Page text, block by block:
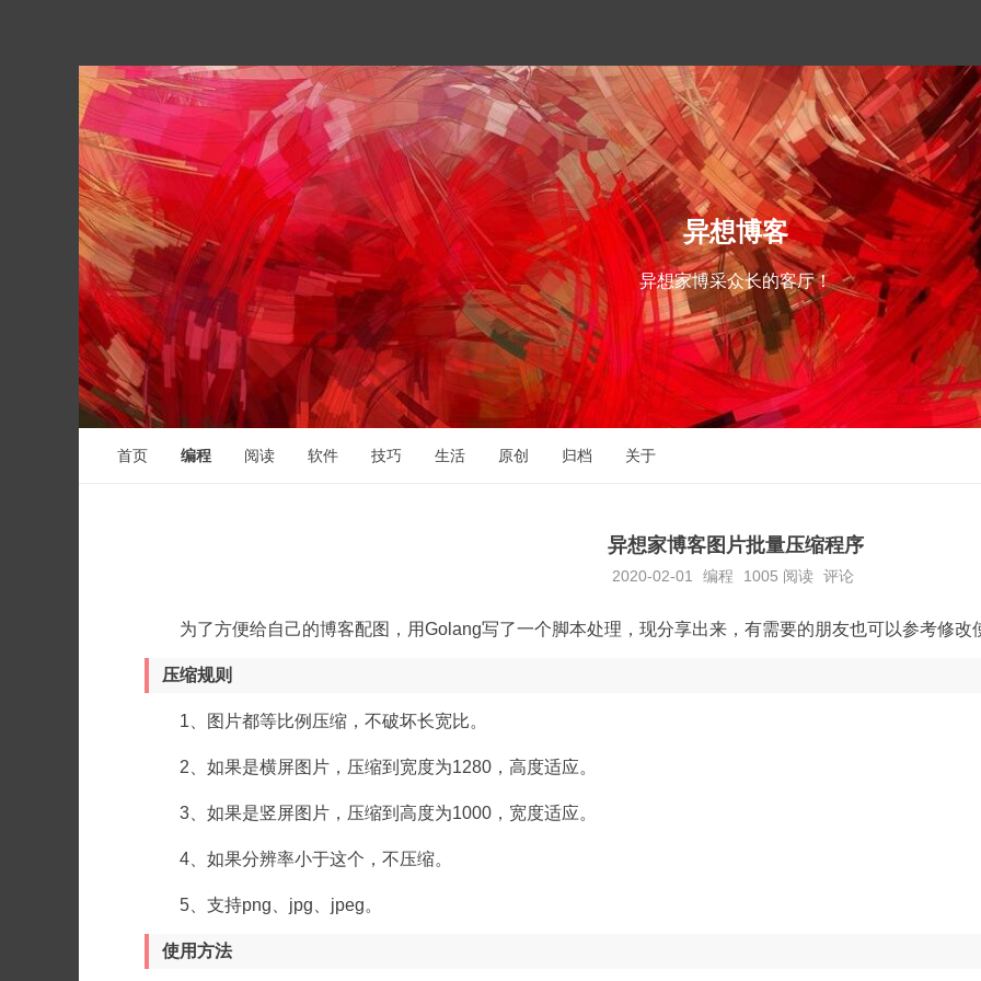
异想博客
异想家博采众长的客厅！
首页 编程 阅读 软件 技巧 生活 原创 归档 关于
异想家博客图片批量压缩程序
2020-02-01 编程 1005 阅读 评论
为了方便给自己的博客配图，用Golang写了一个脚本处理，现分享出来，有需要的朋友也可以参考修改
压缩规则
1、图片都等比例压缩，不破坏长宽比。
2、如果是横屏图片，压缩到宽度为1280，高度适应。
3、如果是竖屏图片，压缩到高度为1000，宽度适应。
4、如果分辨率小于这个，不压缩。
5、支持png、jpg、jpeg。
使用方法